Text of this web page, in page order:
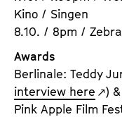
Kino / Singen
8.10. / 8pm /
Awards
Berlinale: Teddy
interview here
)
Pink Apple Film